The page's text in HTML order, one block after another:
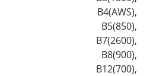
B4(AWS),
B5(850),
B7(2600),
B8(900),
B12(700),